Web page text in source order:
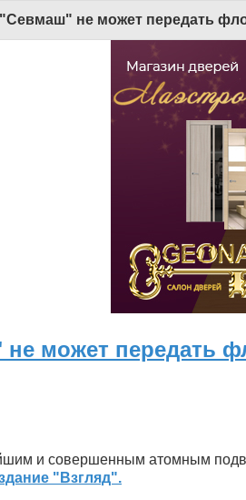
не может передать
может передать
и совершенным атомным
"Взгляд".
Версия для
© 2026
is Free Software released
Mobile version
информационных технологий и массовых коммуникаций (Роскомнадзор). Учредитель: ООО "ТВ29".
обязательна. Использование материалов ИА «Беломорканал» в коммерческих целях без